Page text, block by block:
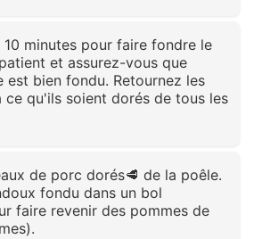
10 minutes pour faire fondre le
et assurez-vous que
est bien fondu. Retournez les
ce qu'ils soient dorés de tous les
de porc dorés🥩 de la poêle.
fondu dans un bol
faire revenir des pommes de